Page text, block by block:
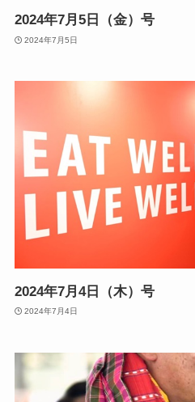
2024年7月5日（金）号
2024年7月5日
2024年7月4日（木）号
2024年7月4日